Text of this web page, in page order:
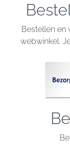
Bestellen en
webwinkel.